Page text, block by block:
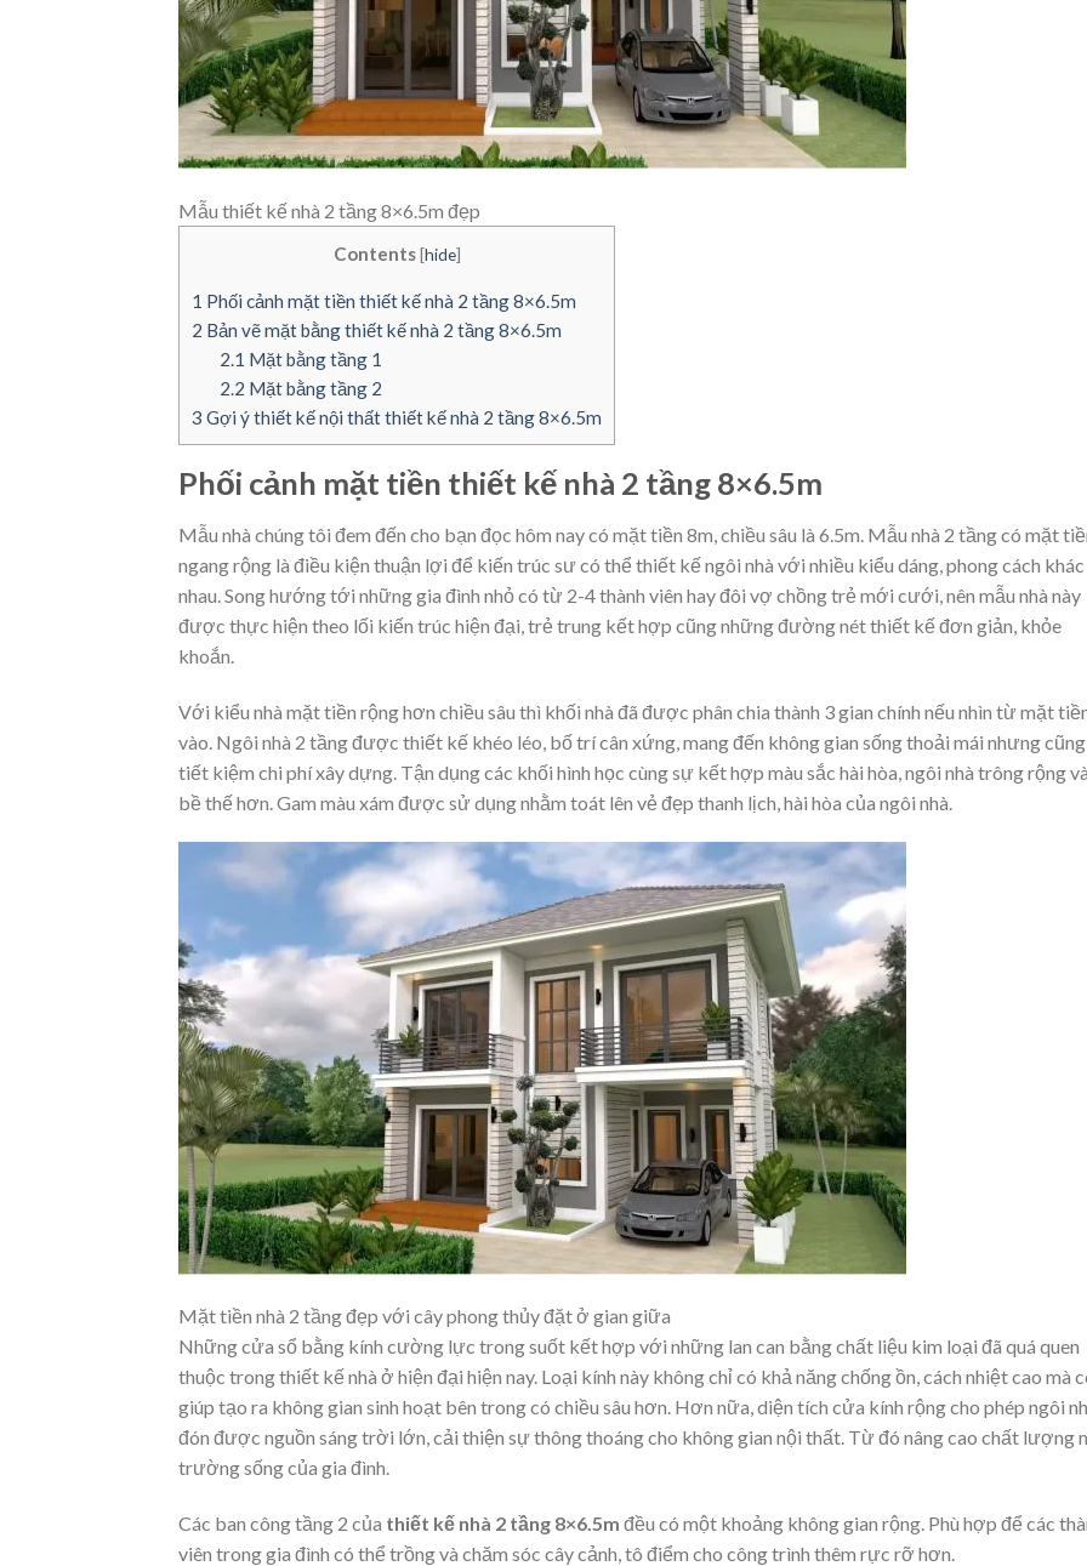
Mẫu thiết kế nhà 2 tầng 8×6.5m đẹp
Contents [hide]
1 Phối cảnh mặt tiền thiết kế nhà 2 tầng 8×6.5m
2 Bản vẽ mặt bằng thiết kế nhà 2 tầng 8×6.5m
2.1 Mặt bằng tầng 1
2.2 Mặt bằng tầng 2
3 Gợi ý thiết kế nội thất thiết kế nhà 2 tầng 8×6.5m
Phối cảnh mặt tiền thiết kế nhà 2 tầng 8×6.5m
Mẫu nhà chúng tôi đem đến cho bạn đọc hôm nay có mặt tiền 8m, chiều sâu là 6.5m. Mẫu nhà 2 tầng có mặt
ngang rộng là điều kiện thuận lợi để kiến trúc sư có thể thiết kế ngôi nhà với nhiều kiểu dáng, phong cách khác
nhau. Song hướng tới những gia đình nhỏ có từ 2-4 thành viên hay đôi vợ chồng trẻ mới cưới, nên mẫu nhà này
được thực hiện theo lối kiến trúc hiện đại, trẻ trung kết hợp cũng những đường nét thiết kế đơn giản, khỏe
khoắn.
Với kiểu nhà mặt tiền rộng hơn chiều sâu thì khối nhà đã được phân chia thành 3 gian chính nếu nhìn từ mặt
vào. Ngôi nhà 2 tầng được thiết kế khéo léo, bố trí cân xứng, mang đến không gian sống thoải mái nhưng cũng
tiết kiệm chi phí xây dựng. Tận dụng các khối hình học cùng sự kết hợp màu sắc hài hòa, ngôi nhà trông rộng và
bề thế hơn. Gam màu xám được sử dụng nhằm toát lên vẻ đẹp thanh lịch, hài hòa của ngôi nhà.
Mặt tiền nhà 2 tầng đẹp với cây phong thủy đặt ở gian giữa
Những cửa sổ bằng kính cường lực trong suốt kết hợp với những lan can bằng chất liệu kim loại đã quá quen
thuộc trong thiết kế nhà ở hiện đại hiện nay. Loại kính này không chỉ có khả năng chống ồn, cách nhiệt cao mà
giúp tạo ra không gian sinh hoạt bên trong có chiều sâu hơn. Hơn nữa, diện tích cửa kính rộng cho phép ngôi
đón được nguồn sáng trời lớn, cải thiện sự thông thoáng cho không gian nội thất. Từ đó nâng cao chất lượng
trường sống của gia đình.
Các ban công tầng 2 của thiết kế nhà 2 tầng 8×6.5m đều có một khoảng không gian rộng. Phù hợp để các
viên trong gia đình có thể trồng và chăm sóc cây cảnh, tô điểm cho công trình thêm rực rỡ hơn.